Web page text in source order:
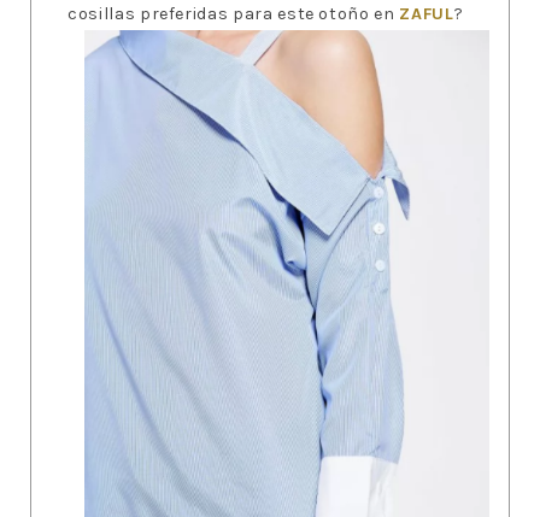
cosillas preferidas para este otoño en ZAFUL?